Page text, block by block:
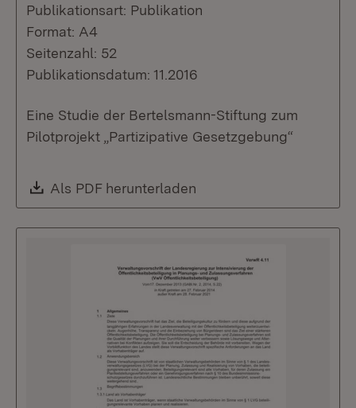
Publikationsart: Publikation
Format: A4
Seitenzahl: 52
Publikationsdatum: 11.2016
Eine Studie der Bertelsmann-Stiftung zum
Pilotprojekt „Partizipative Gesetzgebung“
Download:
Als PDF herunterladen